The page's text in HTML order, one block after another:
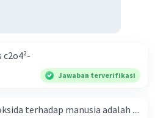
Jawaban terverifikasi
terhadap manusia adalah ....